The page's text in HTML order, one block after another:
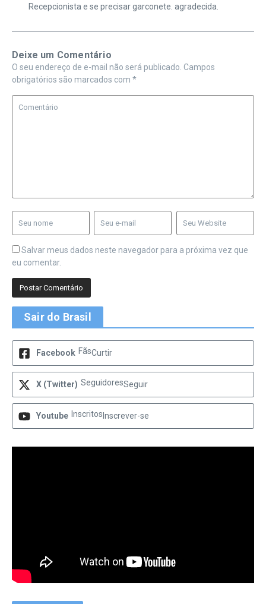
Recepcionista e se precisar garconete. agradecida.
Deixe um Comentário
O seu endereço de e-mail não será publicado. Campos
obrigatórios são marcados com *
Salvar meus dados neste navegador para a próxima vez que
eu comentar.
Sair do Brasil
Facebook FãsCurtir
X (Twitter) SeguidoresSeguir
Youtube Inscritos Inscrever-se